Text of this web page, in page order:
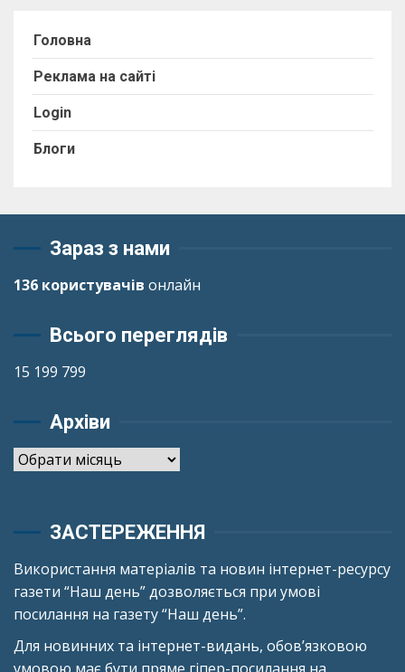
Головна
Реклама на сайті
Login
Блоги
Зараз з нами
136 користувачів онлайн
Всього переглядів
15 199 799
Архіви
Архіви
ЗАСТЕРЕЖЕННЯ
Використання матеріалів та новин інтернет-ресурсу
газети “Наш день” дозволяється при умові
посилання на газету “Наш день”.
Для новинних та інтернет-видань, обов’язковою
умовою має бути пряме гіпер-посилання на